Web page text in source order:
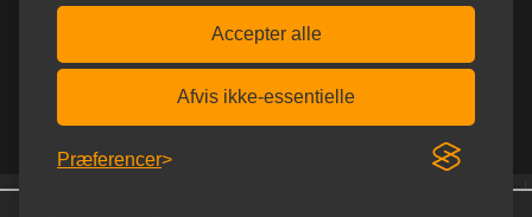
Accepter alle
Afvis ikke-essentielle
Præferencer